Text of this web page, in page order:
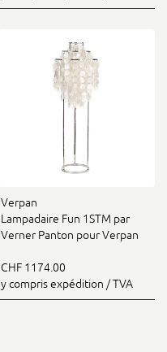
Verpan
Lampadaire Fun 1STM par
Verner Panton pour Verpan
CHF 1174.00
y compris expédition / TVA